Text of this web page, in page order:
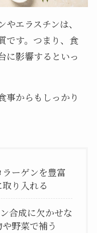
エラスチンは、
です。つまり、食
に影響するといっ
事からもしっかり
ーゲンを豊富
り入れる
合成に欠かせな
野菜で補う